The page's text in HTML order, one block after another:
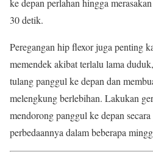
ke depan perlahan hingga
30 detik.
Peregangan hip flexor juga penting
memendek akibat terlalu lama
tulang panggul ke depan dan
melengkung berlebihan. Lakukan
mendorong panggul ke depan
perbedaannya dalam beberapa